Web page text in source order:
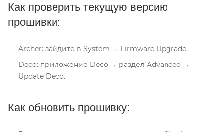
Как проверить текущую версию
прошивки:
Archer: зайдите в System → Firmware Upgrade.
Deco: приложение Deco → раздел Advanced →
Update Deco.
Как обновить прошивку: